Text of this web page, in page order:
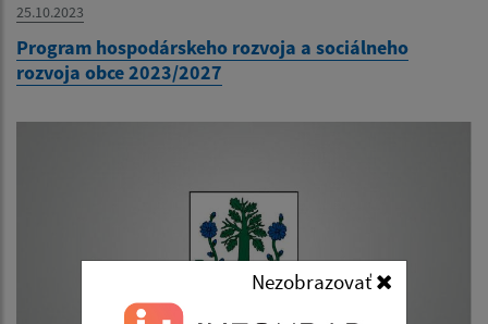
Nezobrazovať
25.10.2023
Program hospodárskeho rozvoja a sociálneho
rozvoja obce 2023/2027